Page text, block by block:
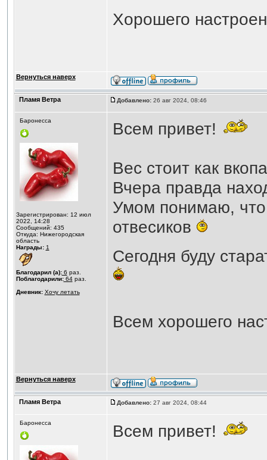
Хорошего
Вернуться наверх
Пламя Ветра Добавлено:26 авг 2024, 08:46
Баронесса
Зарегистрирован: 12 июл
2022, 14:28
Сообщений: 435
Откуда: Нижегородская
область
Награды: 1
Благодарил (а):6 раз.
Поблагодарили:64раз.
Дневник: Хочу летать
Всем привет!
Вес стоит как
Вчера правда
Умом понимаю, что
отвесиков
Сегодня буду
Всем хорошего
Вернуться наверх
Пламя Ветра Добавлено:27 авг 2024, 08:44
Баронесса Всем привет!